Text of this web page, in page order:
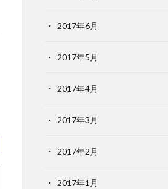
2017年6月
2017年5月
2017年4月
2017年3月
2017年2月
2017年1月